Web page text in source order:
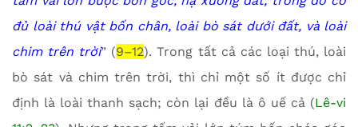
đủ loài thú vật bốn chân, loài bò sát dưới đất, và loài
chim trên trời” (9–12). Trong tất cả các loại thú, loài
bò sát và chim trên trời, thì chỉ một số ít được chỉ
định là loài thanh sạch; còn lại đều là ô uế cả (Lê-vi